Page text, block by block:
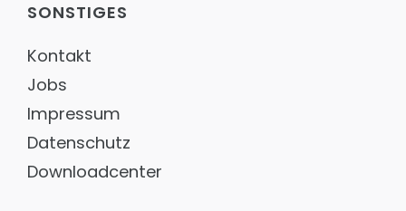
SONSTIGES
Kontakt
Jobs
Impressum
Datenschutz
Downloadcenter